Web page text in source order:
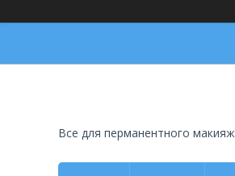
Все для перманентного